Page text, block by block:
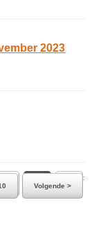
2023
Ga naar pagina:
5 6 7
Volgende >